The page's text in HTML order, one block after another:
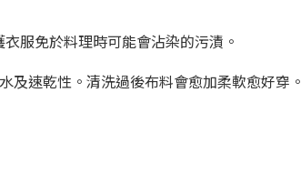
服免於料理時可能會沾染的污漬。
及速乾性。清洗過後布料會愈加柔軟愈好穿。